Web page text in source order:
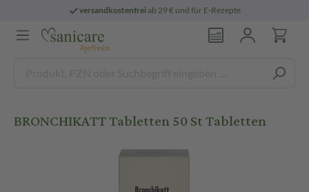
versandkostenfreiab 29 € und für E-Rezepte
BRONCHIKATT Tabletten 50 St Tabletten